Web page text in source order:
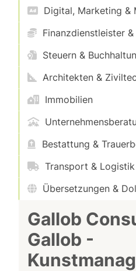
Digital, Marketing &
Finanzdienstleister
Steuern &
Architekten &
Immobilien
Bestattung &
Transport & Logistik
Übersetzungen &
Gallob
Gallob -